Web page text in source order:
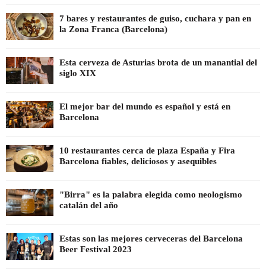
7 bares y restaurantes de guiso, cuchara y pan en
la Zona Franca (Barcelona)
Esta cerveza de Asturias brota de un manantial del
siglo XIX
El mejor bar del mundo es español y está en
Barcelona
10 restaurantes cerca de plaza España y Fira
Barcelona fiables, deliciosos y asequibles
"Birra" es la palabra elegida como neologismo
catalán del año
Estas son las mejores cerveceras del Barcelona
Beer Festival 2023